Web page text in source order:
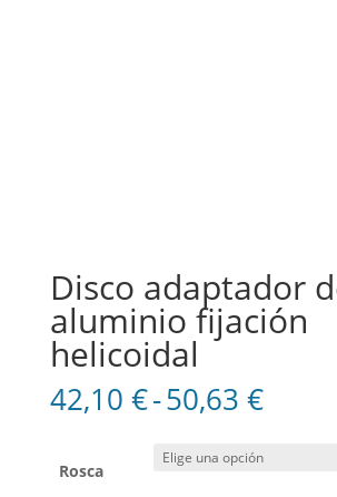
Disco adaptador
aluminio fijación
helicoidal
42,10 €-50,63 €Rango
de
desde
Rosca